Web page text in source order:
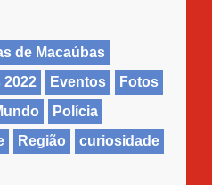
de Macaúbas
2022 Eventos
Fotos
Polícia
Região
curiosidade